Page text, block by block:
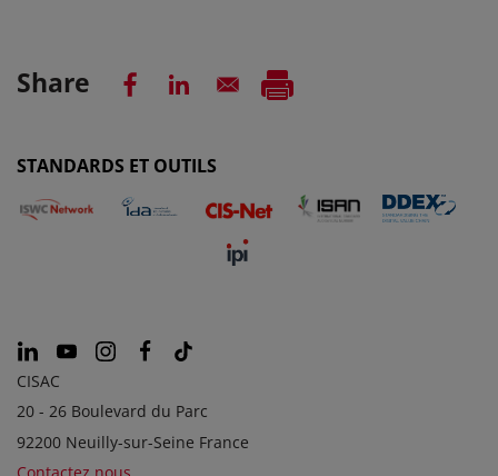
Share
STANDARDS ET OUTILS
CISAC
20 - 26 Boulevard du Parc
92200 Neuilly-sur-Seine France